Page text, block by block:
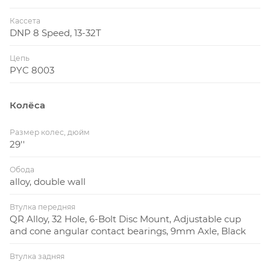
Кассета
DNP 8 Speed, 13-32T
Цепь
PYC 8003
Колёса
Размер колес, дюйм
29''
Обода
alloy, double wall
Втулка передняя
QR Alloy, 32 Hole, 6-Bolt Disc Mount, Adjustable cup
and cone angular contact bearings, 9mm Axle, Black
Втулка задняя